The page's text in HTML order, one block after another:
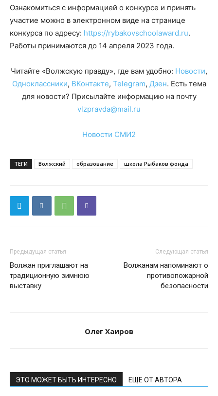
Ознакомиться с информацией о конкурсе и принять
участие можно в электронном виде на странице
конкурса по адресу: https://rybakovschoolaward.ru.
Работы принимаются до 14 апреля 2023 года.
Читайте «Волжскую правду», где вам удобно: Новости,
Одноклассники, ВКонтакте, Telegram, Дзен. Есть тема
для новости? Присылайте информацию на почту
vlzpravda@mail.ru
Новости СМИ2
ТЕГИ Волжский образование школа Рыбаков фонда
Предыдущая статья
Волжан приглашают на
традиционную зимнюю
выставку
Следующая статья
Волжанам напоминают о
противопожарной
безопасности
Олег Хаиров
ЭТО МОЖЕТ БЫТЬ ИНТЕРЕСНО ЕЩЕ ОТ АВТОРА